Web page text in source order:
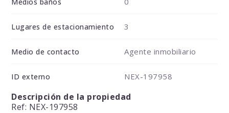
Lugares de estacionamiento 3
Medio de contacto Agente inmobiliario
ID externo NEX-197958
Descripción de la propiedad
Ref: NEX-197958